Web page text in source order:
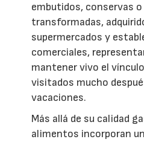
embutidos, conservas
transformadas,
supermercados y
comerciales,
mantener vivo el
visitados mucho
vacaciones.
Más allá de su calidad
alimentos incorporan